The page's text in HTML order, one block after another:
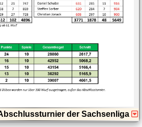
der Sachsenliga